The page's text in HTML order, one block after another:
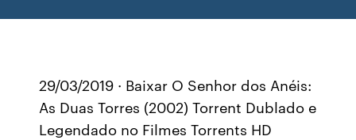
29/03/2019 · Baixar O Senhor dos Anéis:
As Duas Torres (2002) Torrent Dublado e
Legendado no Filmes Torrents HD